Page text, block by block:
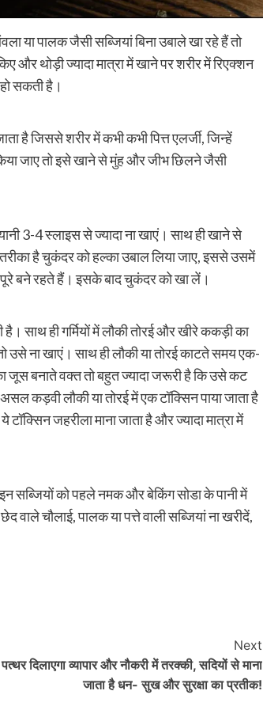
पालक जैसी सब्जियां बिना उबाले खा रहे हैं तो
थोड़ी ज्यादा मात्रा में खाने पर शरीर में रिएक्शन
सकती है।
है जिससे शरीर में कभी कभी पित्त एलर्जी, जिन्हें
जाए तो इसे खाने से मुंह और जीभ छिलने जैसी
3-4 स्लाइस से ज्यादा ना खाएं। साथ ही खाने से
है चुकंदर को हल्का उबाल लिया जाए, इससे उसमें
पूरे बने रहते हैं। इसके बाद चुकंदर को खा लें।
ही गर्मियों में लौकी तोरई और खीरे ककड़ी का
ना खाएं। साथ ही लौकी या तोरई काटते समय एक-
जूस बनाते वक्त तो बहुत ज्यादा जरूरी है कि उसे कट
कड़वी लौकी या तोरई में एक टॉक्सिन पाया जाता है
जहरीला माना जाता है और ज्यादा मात्रा में
सब्जियों को पहले नमक और बेकिंग सोडा के पानी में
चौलाई, पालक या पत्ते वाली सब्जियां ना खरीदें,
Next
दिलाएगा व्यापार और नौकरी में तरक्की, सदियों से माना
जाता है धन- सुख और सुरक्षा का प्रतीक!